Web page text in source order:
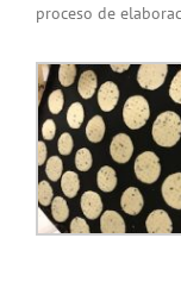
proceso de